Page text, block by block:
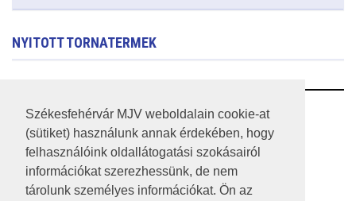
Székesfehérvár MJV weboldalain cookie-at
(sütiket) használunk annak érdekében, hogy
felhasználóink oldallátogatási szokásairól
információkat szerezhessünk, de nem
tárolunk személyes információkat. Ön az
NYITOTT TORNATERMEK
RSS
A HONLAP 2017.03.31-I ÁLLAPOTA
JOGI NYILATKOZAT